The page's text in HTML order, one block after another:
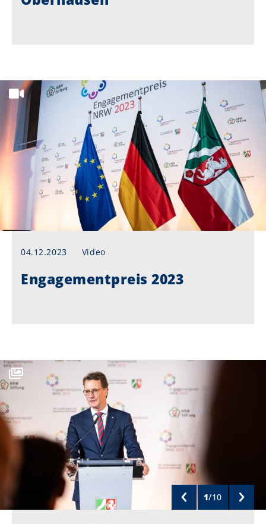
04.12.2023 Video
Engagementpreis 2023
1/10